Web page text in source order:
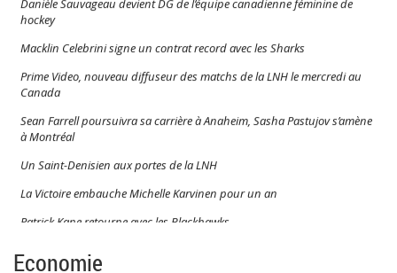
Danièle Sauvageau devient DG de l’équipe canadienne féminine de
hockey
Macklin Celebrini signe un contrat record avec les Sharks
Prime Video, nouveau diffuseur des matchs de la LNH le mercredi au
Canada
Sean Farrell poursuivra sa carrière à Anaheim, Sasha Pastujov s’amène
à Montréal
Un Saint-Denisien aux portes de la LNH
La Victoire embauche Michelle Karvinen pour un an
Patrick Kane retourne avec les Blackhawks
Economie